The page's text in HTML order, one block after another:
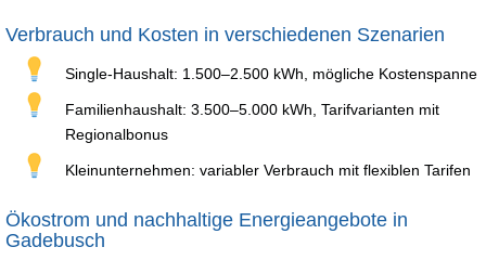
Verbrauch und Kosten in verschiedenen Szenarien
Single-Haushalt: 1.500–2.500 kWh, mögliche Kostenspanne
Familienhaushalt: 3.500–5.000 kWh, Tarifvarianten mit
Regionalbonus
Kleinunternehmen: variabler Verbrauch mit flexiblen Tarifen
Ökostrom und nachhaltige Energieangebote in
Gadebusch